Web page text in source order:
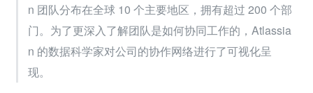
n 团队分布在全球 10 个主要地区，拥有超过 200 个部
门。为了更深入了解团队是如何协同工作的，Atlassia
n 的数据科学家对公司的协作网络进行了可视化呈
现。